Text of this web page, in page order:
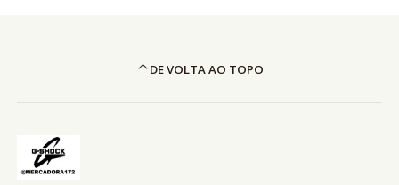
DE VOLTA AO TOPO